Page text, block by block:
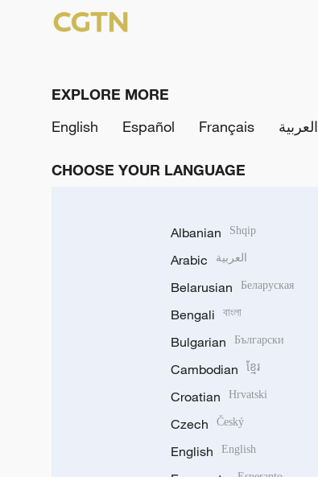
EXPLORE MORE
English
Español Français العربية
CHOOSE YOUR LANGUAGE
Albanian Shqip
Arabic العربية
Belarusian Беларуская
Bengali বাংলা
Bulgarian Български
Cambodian ខ្មែរ
Croatian Hrvatski
Czech Český
English English